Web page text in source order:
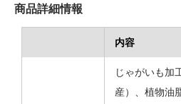
商品詳細情報
内容
じゃがいも加
産）、植物油